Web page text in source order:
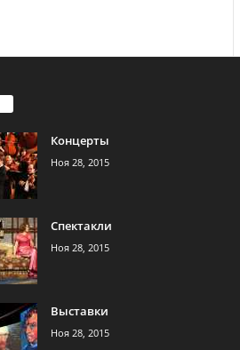
Концерты
Ноя 28, 2015
Спектакли
Ноя 28, 2015
Выставки
Ноя 28, 2015